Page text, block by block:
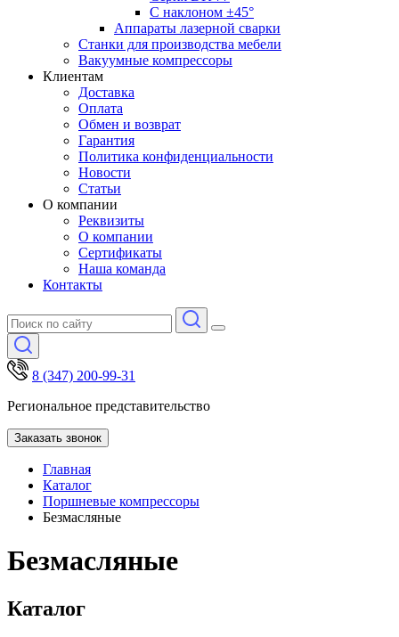
С наклоном ±45°
Аппараты лазерной сварки
Станки для производства мебели
Вакуумные компрессоры
Клиентам
Доставка
Оплата
Обмен и возврат
Гарантия
Политика конфиденциальности
Новости
Статьи
О компании
Реквизиты
О компании
Сертификаты
Наша команда
Контакты
8 (347) 200-99-31
Региональное представительство
Заказать звонок
Главная
Каталог
Поршневые компрессоры
Безмасляные
Безмасляные
Каталог